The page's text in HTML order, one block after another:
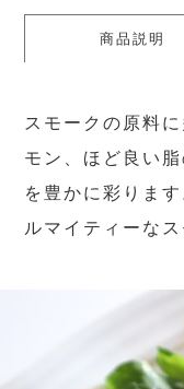
商品説明
スモークの原料
モン、ほど良い
を豊かに彩りま
ルマイティーな